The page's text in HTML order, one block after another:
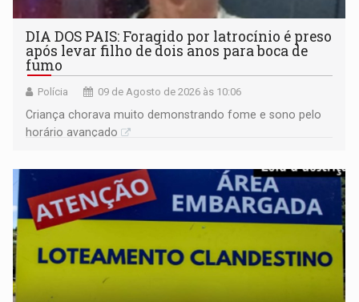
DIA DOS PAIS: Foragido por latrocínio é preso
após levar filho de dois anos para boca de
fumo
Polícia 09 de Agosto de 2026 às 10:06
Criança chorava muito demonstrando fome e sono pelo
horário avançado